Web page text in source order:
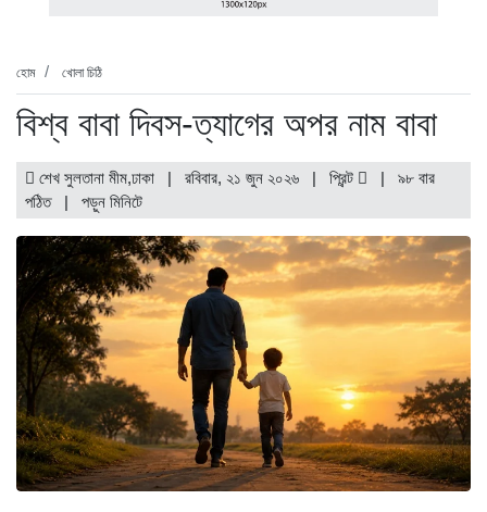
রাজনৈতিক লড়াইয়ে জিততে হলে সাংস্কৃতিক লড়াইয়ে জিততে
হোম খোলা চিঠি
বিশ্ব বাবা দিবস-ত্যাগের অপর নাম বাবা
শেখ সুলতানা মীম,ঢাকা | রবিবার, ২১ জুন ২০২৬ | প্রিন্ট | ৯৮ বার
পঠিত
| পড়ুন মিনিটে